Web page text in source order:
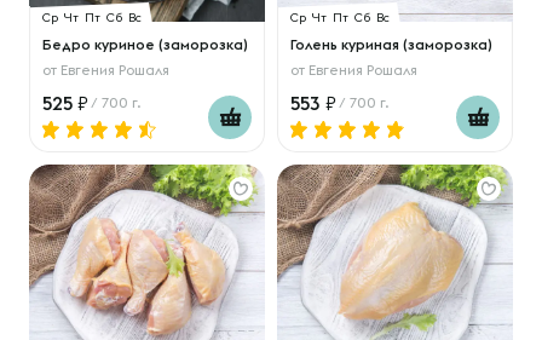
Ср Чт Пт Сб Вс
Бедро куриное (заморозка)
от Евгения Рошаля
525 / 700 г.
Ср Чт Пт Сб Вс
Голень куриная (заморозка)
от Евгения Рошаля
553 / 700 г.